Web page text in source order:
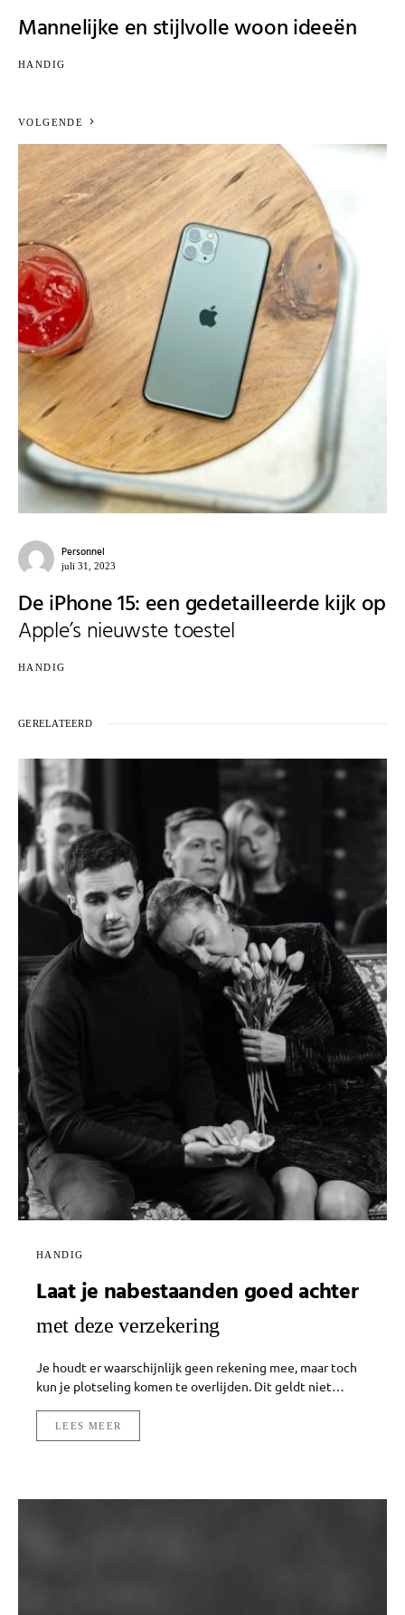
Mannelijke en stijlvolle woon ideeën
HANDIG
VOLGENDE
Personnel
juli 31, 2023
De iPhone 15: een gedetailleerde kijk op
Apple’s nieuwste toestel
HANDIG
GERELATEERD
HANDIG
Laat je nabestaanden goed achter
met deze verzekering
Je houdt er waarschijnlijk geen rekening mee, maar toch
kun je plotseling komen te overlijden. Dit geldt niet…
LEES MEER